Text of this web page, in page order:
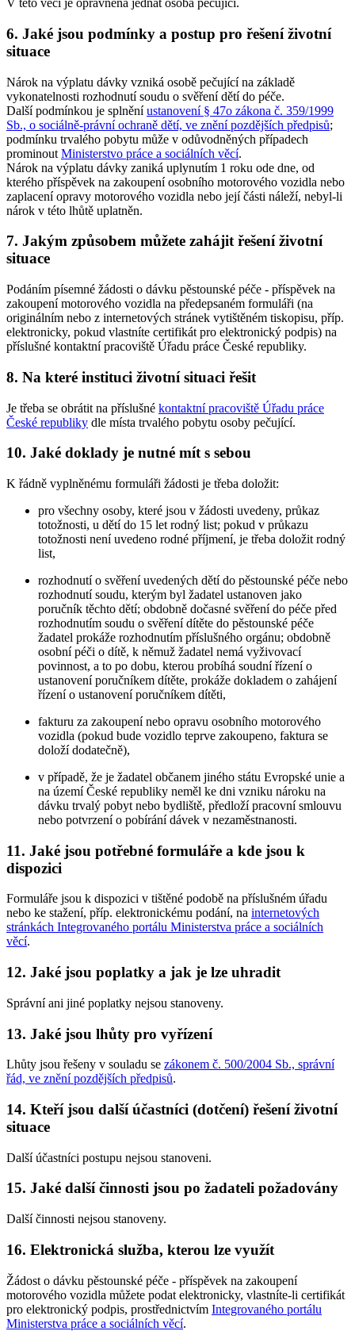
V této věci je oprávněna jednat osoba pečující.
6. Jaké jsou podmínky a postup pro řešení životní
situace
Nárok na výplatu dávky vzniká osobě pečující na základě
vykonatelnosti rozhodnutí soudu o svěření dětí do péče.
Další podmínkou je splněníustanovení § 47o zákona č. 359/1999
Sb., o sociálně-právní ochraně dětí, ve znění pozdějších předpisů;
podmínku trvalého pobytu může v odůvodněných případech
prominout Ministerstvo práce a sociálních věcí.
Nárok na výplatu dávky zaniká uplynutím 1 roku ode dne, od
kterého příspěvek na zakoupení osobního motorového vozidla nebo
zaplacení opravy motorového vozidla nebo její části náleží, nebyl-li
nárok v této lhůtě uplatněn.
7. Jakým způsobem můžete zahájit řešení životní
situace
Podáním písemné žádosti o dávku pěstounské péče - příspěvek na
zakoupení motorového vozidla na předepsaném formuláři (na
originálním nebo z internetových stránek vytištěném tiskopisu, příp.
elektronicky, pokud vlastníte certifikát pro elektronický podpis) na
příslušné kontaktní pracoviště Úřadu práce České republiky.
8. Na které instituci životní situaci řešit
Je třeba se obrátit na příslušné kontaktní pracoviště Úřadu práce
České republiky dle místa trvalého pobytu osoby pečující.
10. Jaké doklady je nutné mít s sebou
K řádně vyplněnému formuláři žádosti je třeba doložit:
pro všechny osoby, které jsou v žádosti uvedeny, průkaz
totožnosti, u dětí do 15 let rodný list; pokud v průkazu
totožnosti není uvedeno rodné příjmení, je třeba doložit rodný
list,
rozhodnutí o svěření uvedených dětí do pěstounské péče nebo
rozhodnutí soudu, kterým byl žadatel ustanoven jako
poručník těchto dětí; obdobně dočasné svěření do péče před
rozhodnutím soudu o svěření dítěte do pěstounské péče
žadatel prokáže rozhodnutím příslušného orgánu; obdobně
osobní péči o dítě, k němuž žadatel nemá vyživovací
povinnost, a to po dobu, kterou probíhá soudní řízení o
ustanovení poručníkem dítěte, prokáže dokladem o zahájení
řízení o ustanovení poručníkem dítěti,
fakturu za zakoupení nebo opravu osobního motorového
vozidla (pokud bude vozidlo teprve zakoupeno, faktura se
doloží dodatečně),
v případě, že je žadatel občanem jiného státu Evropské unie a
na území České republiky neměl ke dni vzniku nároku na
dávku trvalý pobyt nebo bydliště, předloží pracovní smlouvu
nebo potvrzení o pobírání dávek v nezaměstnanosti.
11. Jaké jsou potřebné formuláře a kde jsou k
dispozici
Formuláře jsou k dispozici v tištěné podobě na příslušném úřadu
nebo ke stažení, příp. elektronickému podání, na internetových
stránkách Integrovaného portálu Ministerstva práce a sociálních
věcí.
12. Jaké jsou poplatky a jak je lze uhradit
Správní ani jiné poplatky nejsou stanoveny.
13. Jaké jsou lhůty pro vyřízení
Lhůty jsou řešeny v souladu se zákonem č. 500/2004 Sb., správní
řád, ve znění pozdějších předpisů.
14. Kteří jsou další účastníci (dotčení) řešení životní
situace
Další účastníci postupu nejsou stanoveni.
15. Jaké další činnosti jsou po žadateli požadovány
Další činnosti nejsou stanoveny.
16. Elektronická služba, kterou lze využít
Žádost o dávku pěstounské péče - příspěvek na zakoupení
motorového vozidla můžete podat elektronicky, vlastníte-li certifikát
pro elektronický podpis, prostřednictvím Integrovaného portálu
Ministerstva práce a sociálních věcí.